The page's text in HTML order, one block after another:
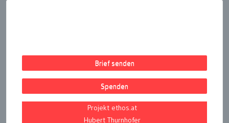
Brief senden
Spenden
Projekt ethos.at
Hubert Thurnhofer